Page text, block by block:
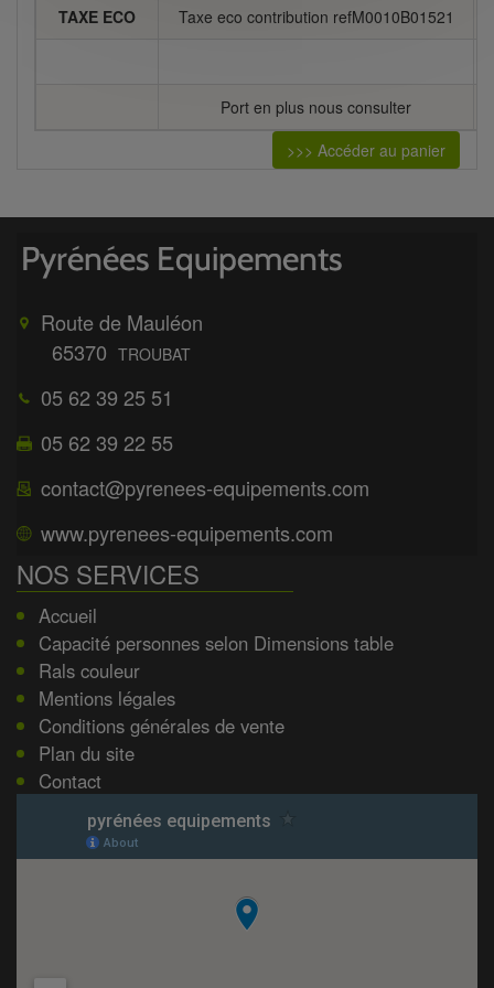
TAXE ECO Taxe eco contribution refM0010B01521
Port en plus nous consulter
>>> Accéder au panier
Route de Mauléon
65370 TROUBAT
05 62 39 25 51
05 62 39 22 55
contact@pyrenees-equipements.com
www.pyrenees-equipements.com
NOS SERVICES
Accueil
Capacité personnes selon Dimensions table
Rals couleur
Mentions légales
Conditions générales de vente
Plan du site
Contact